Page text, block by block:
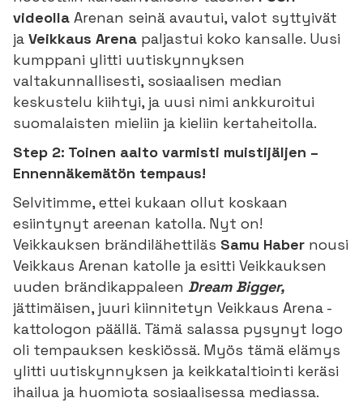
videolla Arenan seinä avautui, valot syttyivät
ja Veikkaus Arena paljastui koko kansalle. Uusi
kumppani ylitti uutiskynnyksen
valtakunnallisesti, sosiaalisen median
keskustelu kiihtyi, ja uusi nimi ankkuroitui
suomalaisten mieliin ja kieliin kertaheitolla.
Step 2: Toinen aalto varmisti muistijäljen –
Ennennäkemätön tempaus!
Selvitimme, ettei kukaan ollut koskaan
esiintynyt areenan katolla. Nyt on!
Veikkauksen brändilähettiläs Samu Haber nousi
Veikkaus Arenan katolle ja esitti Veikkauksen
uuden brändikappaleen Dream Bigger,
jättimäisen, juuri kiinnitetyn Veikkaus Arena -
kattologon päällä. Tämä salassa pysynyt logo
oli tempauksen keskiössä. Myös tämä elämys
ylitti uutiskynnyksen ja keikkataltiointi keräsi
ihailua ja huomiota sosiaalisessa mediassa.